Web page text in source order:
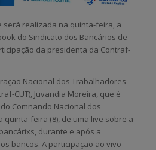
será realizada na quinta-feira, a
do Sindicato dos Bancários de
da presidenta da Contraf-
Nacional dos Trabalhadores
CUT), Juvandia Moreira, que é
Comnando Nacional dos
quinta-feira (8), de uma live sobre a
durante e após a
bancos. A participação ao vivo